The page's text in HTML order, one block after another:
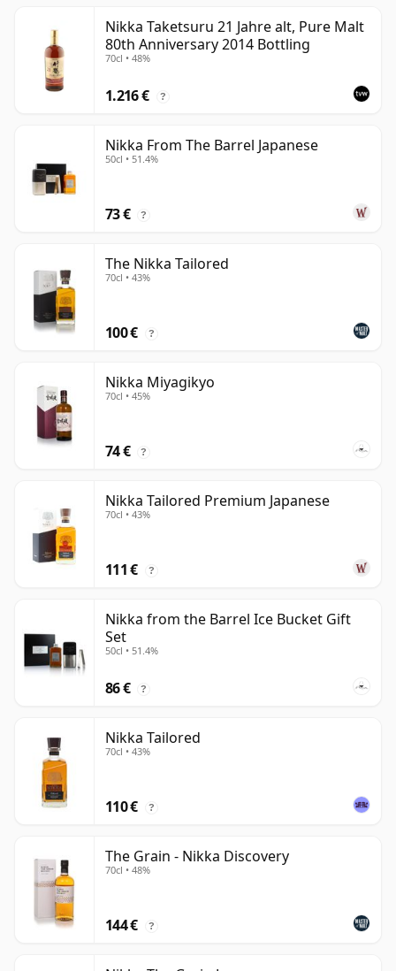
Nikka Taketsuru 21 Jahre alt, Pure Malt
80th Anniversary 2014 Bottling
70cl • 48%
1.216 € ?
Nikka From The Barrel Japanese
50cl • 51.4%
73 € ?
The Nikka Tailored
70cl • 43%
100 € ?
Nikka Miyagikyo
70cl • 45%
74 € ?
Nikka Tailored Premium Japanese
70cl • 43%
111 € ?
Nikka from the Barrel Ice Bucket Gift
Set
50cl • 51.4%
86 € ?
Nikka Tailored
70cl • 43%
110 € ?
The Grain - Nikka Discovery
70cl • 48%
144 € ?